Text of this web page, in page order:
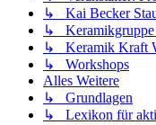
↳ Kai Becker
↳ Keramikgruppe
↳ Keramik Kraft
↳ Workshops
Alles Weitere
↳ Grundlagen
↳ Lexikon für